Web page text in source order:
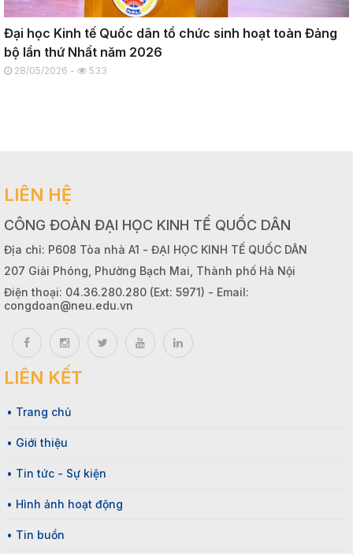
Đại học Kinh tế Quốc dân tổ chức sinh hoạt toàn Đảng
bộ lần thứ Nhất năm 2026
28/05/2026 - 533
LIÊN HỆ
CÔNG ĐOÀN ĐẠI HỌC KINH TẾ QUỐC DÂN
Địa chỉ: P608 Tòa nhà A1 - ĐẠI HỌC KINH TẾ QUỐC DÂN
207 Giải Phóng, Phường Bạch Mai, Thành phố Hà Nội
Điện thoại: 04.36.280.280 (Ext: 5971) - Email:
congdoan@neu.edu.vn
LIÊN KẾT
• Trang chủ
• Giới thiệu
• Tin tức - Sự kiện
• Hình ảnh hoạt động
• Tin buồn